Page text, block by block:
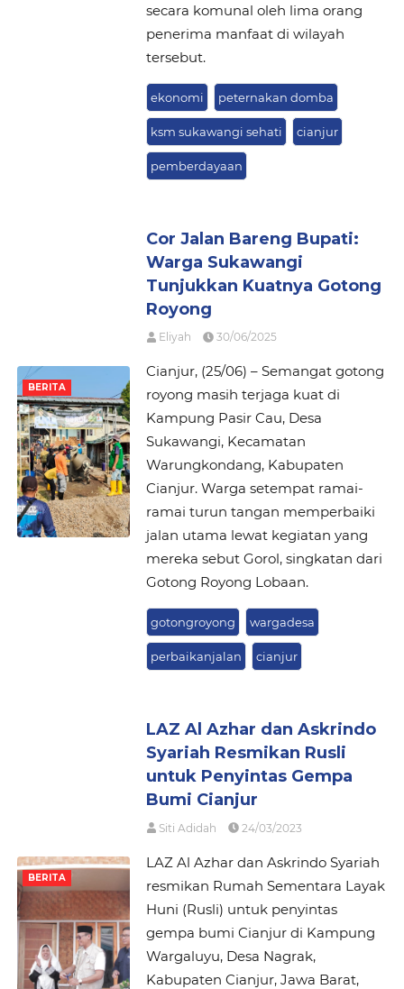
secara komunal oleh lima orang
penerima manfaat di wilayah
tersebut.
ekonomi peternakan domba
ksm sukawangi sehati cianjur
pemberdayaan
BERITA
Cor Jalan Bareng Bupati:
Warga Sukawangi
Tunjukkan Kuatnya Gotong
Royong
Eliyah 30/06/2025
Cianjur, (25/06) – Semangat gotong
royong masih terjaga kuat di
Kampung Pasir Cau, Desa
Sukawangi, Kecamatan
Warungkondang, Kabupaten
Cianjur. Warga setempat ramai-
ramai turun tangan memperbaiki
jalan utama lewat kegiatan yang
mereka sebut Gorol, singkatan dari
Gotong Royong Lobaan.
gotongroyong wargadesa
perbaikanjalan cianjur
BERITA
LAZ Al Azhar dan Askrindo
Syariah Resmikan Rusli
untuk Penyintas Gempa
Bumi Cianjur
Siti Adidah 24/03/2023
LAZ Al Azhar dan Askrindo Syariah
resmikan Rumah Sementara Layak
Huni (Rusli) untuk penyintas
gempa bumi Cianjur di Kampung
Wargaluyu, Desa Nagrak,
Kabupaten Cianjur, Jawa Barat,